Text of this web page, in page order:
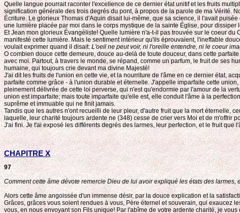
Quelle langue pourrait raconter l'excellence de ce dernier état unitif et les fruits
signification générale des trois degrés du pont, à propos de la parole de ma Vérité.
Écriture. Le glorieux Thomas d'Aquin disait lui-même, que sa science, il l'avait
une lumière placée par moi dans le corps mystique de la sainte Église, pour dissiper
Et Jean mon glorieux Évangéliste! Quelle lumière n'a-t-il pas trouvée sur le coeur
manifesté cette lumière. Mais le sentiment intérieur qu'ils éprouvaient, l'ineffable
voulait exprimer quand il disait: L'oeil ne peut voir, ni l'oreille entendre, ni le coeur
O combien douce cette demeure, douce au-delà de toute douceur, dans cette
avec moi. Partout, à travers le monde, se répand, comme un parfum, le fruit de ses
humaine, qui toujours crie devant ma divine Majesté!
J'ai dit les fruits de l'union en cette vie, et la nourriture de l'âme en ce dernier état,
parfaite comme grâce - à l'union durable et éternelle. J'appelle imparfaite cette
pleinement délivrée de cette loi perverse, qui n'est qu'endormie par l'amour de la
union est imparfaite; mais toute imparfaite qu'elle est, elle conduit l'âme à la
suprême et immuable qui ne finit jamais.
Tandis que les autres n'ont recueilli de leur pleur, d'autre fruit que la mort éternelle,
laquelle, leur charité toujours ardente ne (348) cesse de crier vers Moi et de m'offrir
J'ai fini. Je t'ai exposé les différents degrés des larmes, leur perfection, et le fruit
CHAPITRE X
97
Comment cette âme dévote remercie Dieu de lui avoir expliqué les états des larmes,
Alors cette âme angoissée d'un immense désir, par la douce explication et la
Grâces, grâces vous soient rendues à vous, Père éternel et souverain, qui exaucez
vous, en nous envoyant son Fils unique! Par l'abîme de votre ardente charité, je